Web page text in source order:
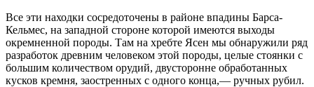
Все эти находки сосредоточены в районе впадины Барса-
Кельмес, на западной стороне которой имеются выходы
окремненной породы. Там на хребте Ясен мы обнаружили ряд
разработок древним человеком этой породы, целые стоянки с
большим количеством орудий, двусторонне обработанных
кусков кремня, заостренных с одного конца,— ручных рубил.